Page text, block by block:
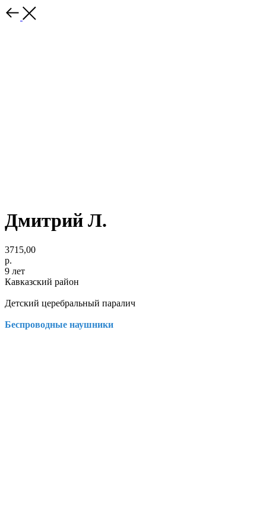
Дмитрий Л.
3715,00
р.
9 лет
Кавказский район
Детский церебральный паралич
Беспроводные наушники